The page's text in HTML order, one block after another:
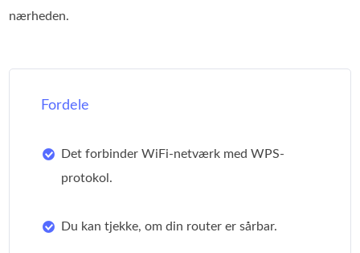
nærheden.
Fordele
Det forbinder WiFi-netværk med WPS-
protokol.
Du kan tjekke, om din router er sårbar.